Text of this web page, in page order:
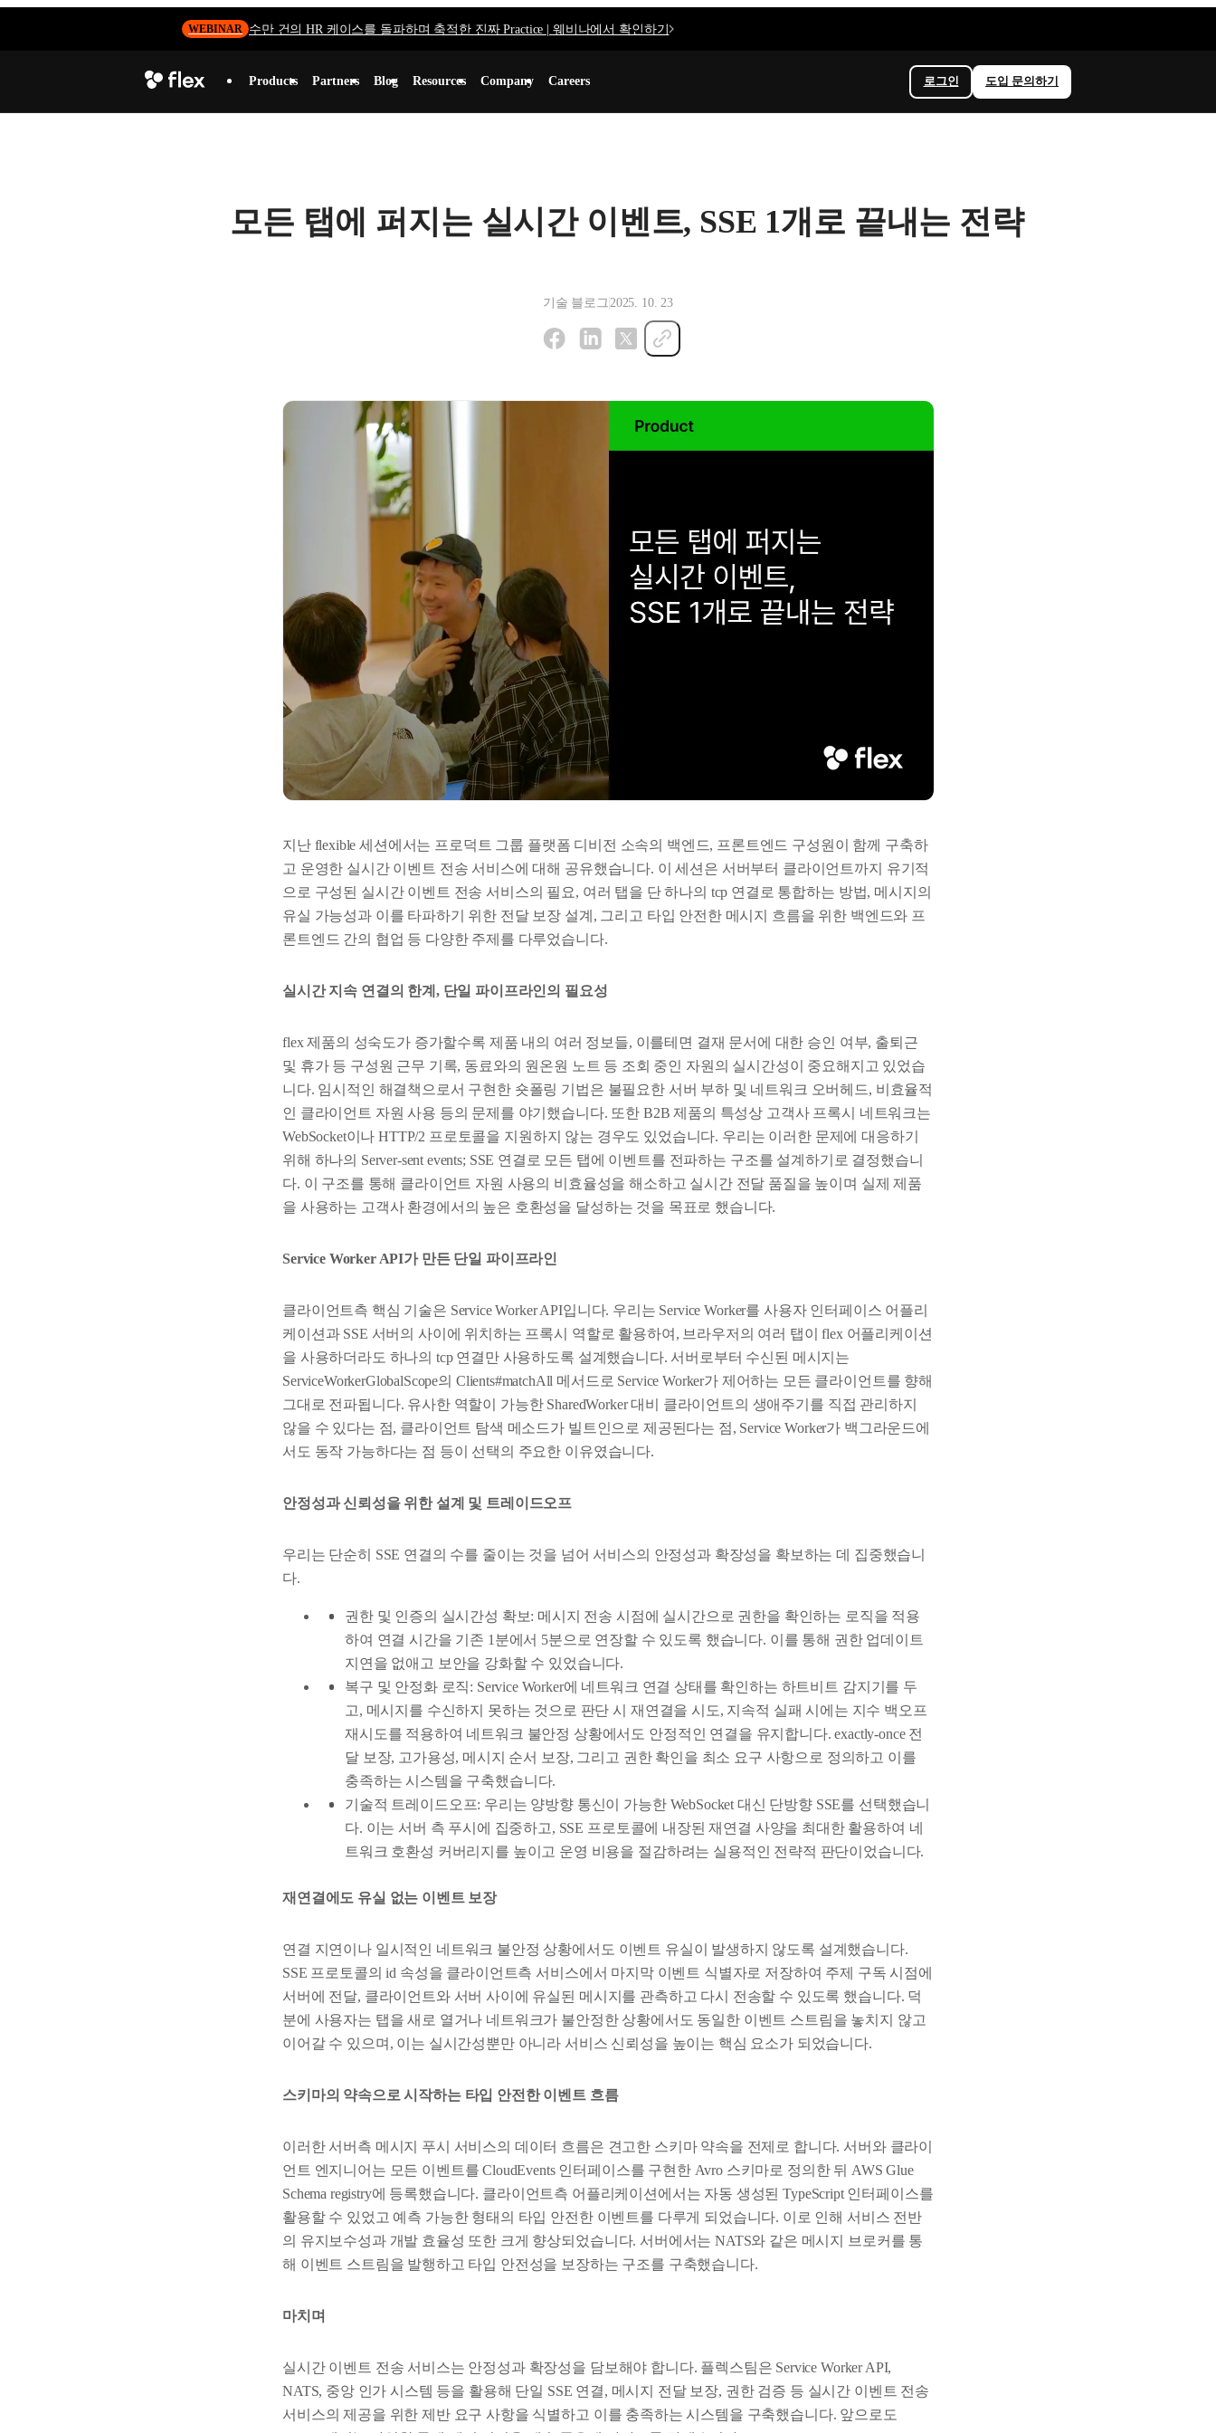
WEBINAR 수만 건의 HR 케이스를 돌파하며 축적한 진짜 Practice | 웨비나에서 확인하기
Products Partners Blog Resources Company Careers 로그인 도입 문의하기
모든 탭에 퍼지는 실시간 이벤트, SSE 1개로 끝내는 전략
기술 블로그2025. 10. 23
지난 flexible 세션에서는 프로덕트 그룹 플랫폼 디비전 소속의 백엔드, 프론트엔드 구성원이 함께 구축하
고 운영한 실시간 이벤트 전송 서비스에 대해 공유했습니다. 이 세션은 서버부터 클라이언트까지 유기적
으로 구성된 실시간 이벤트 전송 서비스의 필요, 여러 탭을 단 하나의 tcp 연결로 통합하는 방법, 메시지의
유실 가능성과 이를 타파하기 위한 전달 보장 설계, 그리고 타입 안전한 메시지 흐름을 위한 백엔드와 프
론트엔드 간의 협업 등 다양한 주제를 다루었습니다.
실시간 지속 연결의 한계, 단일 파이프라인의 필요성
flex 제품의 성숙도가 증가할수록 제품 내의 여러 정보들, 이를테면 결재 문서에 대한 승인 여부, 출퇴근
및 휴가 등 구성원 근무 기록, 동료와의 원온원 노트 등 조회 중인 자원의 실시간성이 중요해지고 있었습
니다. 임시적인 해결책으로서 구현한 숏폴링 기법은 불필요한 서버 부하 및 네트워크 오버헤드, 비효율적
인 클라이언트 자원 사용 등의 문제를 야기했습니다. 또한 B2B 제품의 특성상 고객사 프록시 네트워크는
WebSocket이나 HTTP/2 프로토콜을 지원하지 않는 경우도 있었습니다. 우리는 이러한 문제에 대응하기
위해 하나의 Server-sent events; SSE 연결로 모든 탭에 이벤트를 전파하는 구조를 설계하기로 결정했습니
다. 이 구조를 통해 클라이언트 자원 사용의 비효율성을 해소하고 실시간 전달 품질을 높이며 실제 제품
을 사용하는 고객사 환경에서의 높은 호환성을 달성하는 것을 목표로 했습니다.
Service Worker API가 만든 단일 파이프라인
클라이언트측 핵심 기술은 Service Worker API입니다. 우리는 Service Worker를 사용자 인터페이스 어플리
케이션과 SSE 서버의 사이에 위치하는 프록시 역할로 활용하여, 브라우저의 여러 탭이 flex 어플리케이션
을 사용하더라도 하나의 tcp 연결만 사용하도록 설계했습니다. 서버로부터 수신된 메시지는
ServiceWorkerGlobalScope의 Clients#matchAll 메서드로 Service Worker가 제어하는 모든 클라이언트를 향해
그대로 전파됩니다. 유사한 역할이 가능한 SharedWorker 대비 클라이언트의 생애주기를 직접 관리하지
않을 수 있다는 점, 클라이언트 탐색 메소드가 빌트인으로 제공된다는 점, Service Worker가 백그라운드에
서도 동작 가능하다는 점 등이 선택의 주요한 이유였습니다.
안정성과 신뢰성을 위한 설계 및 트레이드오프
우리는 단순히 SSE 연결의 수를 줄이는 것을 넘어 서비스의 안정성과 확장성을 확보하는 데 집중했습니
다.
권한 및 인증의 실시간성 확보: 메시지 전송 시점에 실시간으로 권한을 확인하는 로직을 적용
하여 연결 시간을 기존 1분에서 5분으로 연장할 수 있도록 했습니다. 이를 통해 권한 업데이트
지연을 없애고 보안을 강화할 수 있었습니다.
복구 및 안정화 로직: Service Worker에 네트워크 연결 상태를 확인하는 하트비트 감지기를 두
고, 메시지를 수신하지 못하는 것으로 판단 시 재연결을 시도, 지속적 실패 시에는 지수 백오프
재시도를 적용하여 네트워크 불안정 상황에서도 안정적인 연결을 유지합니다. exactly-once 전
달 보장, 고가용성, 메시지 순서 보장, 그리고 권한 확인을 최소 요구 사항으로 정의하고 이를
충족하는 시스템을 구축했습니다.
기술적 트레이드오프: 우리는 양방향 통신이 가능한 WebSocket 대신 단방향 SSE를 선택했습니
다. 이는 서버 측 푸시에 집중하고, SSE 프로토콜에 내장된 재연결 사양을 최대한 활용하여 네
트워크 호환성 커버리지를 높이고 운영 비용을 절감하려는 실용적인 전략적 판단이었습니다.
재연결에도 유실 없는 이벤트 보장
연결 지연이나 일시적인 네트워크 불안정 상황에서도 이벤트 유실이 발생하지 않도록 설계했습니다.
SSE 프로토콜의 id 속성을 클라이언트측 서비스에서 마지막 이벤트 식별자로 저장하여 주제 구독 시점에
서버에 전달, 클라이언트와 서버 사이에 유실된 메시지를 관측하고 다시 전송할 수 있도록 했습니다. 덕
분에 사용자는 탭을 새로 열거나 네트워크가 불안정한 상황에서도 동일한 이벤트 스트림을 놓치지 않고
이어갈 수 있으며, 이는 실시간성뿐만 아니라 서비스 신뢰성을 높이는 핵심 요소가 되었습니다.
스키마의 약속으로 시작하는 타입 안전한 이벤트 흐름
이러한 서버측 메시지 푸시 서비스의 데이터 흐름은 견고한 스키마 약속을 전제로 합니다. 서버와 클라이
언트 엔지니어는 모든 이벤트를 CloudEvents 인터페이스를 구현한 Avro 스키마로 정의한 뒤 AWS Glue
Schema registry에 등록했습니다. 클라이언트측 어플리케이션에서는 자동 생성된 TypeScript 인터페이스를
활용할 수 있었고 예측 가능한 형태의 타입 안전한 이벤트를 다루게 되었습니다. 이로 인해 서비스 전반
의 유지보수성과 개발 효율성 또한 크게 향상되었습니다. 서버에서는 NATS와 같은 메시지 브로커를 통
해 이벤트 스트림을 발행하고 타입 안전성을 보장하는 구조를 구축했습니다.
마치며
실시간 이벤트 전송 서비스는 안정성과 확장성을 담보해야 합니다. 플렉스팀은 Service Worker API,
NATS, 중앙 인가 시스템 등을 활용해 단일 SSE 연결, 메시지 전달 보장, 권한 검증 등 실시간 이벤트 전송
서비스의 제공을 위한 제반 요구 사항을 식별하고 이를 충족하는 시스템을 구축했습니다. 앞으로도